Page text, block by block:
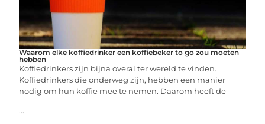
Waarom elke koffiedrinker een koffiebeker to go zou moeten
hebben
Koffiedrinkers zijn bijna overal ter wereld te vinden.
Koffiedrinkers die onderweg zijn, hebben een manier
nodig om hun koffie mee te nemen. Daarom heeft de
...